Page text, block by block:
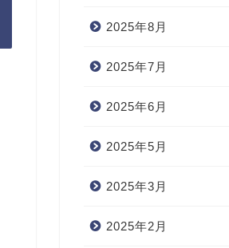
2025年8月
2025年7月
2025年6月
2025年5月
2025年3月
2025年2月